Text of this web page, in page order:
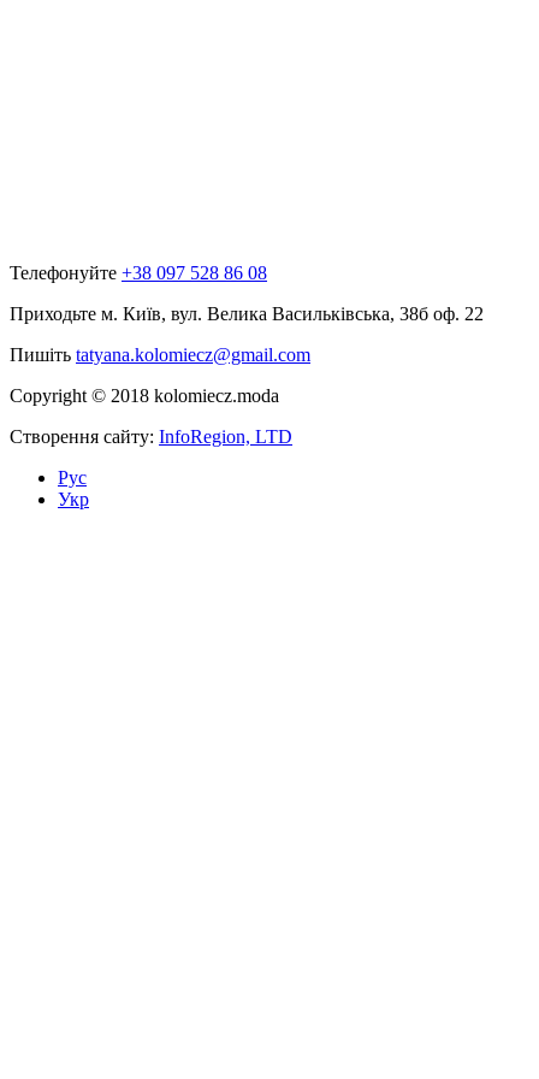
Телефонуйте +38 097 528 86 08
Приходьте м. Київ, вул. Велика Васильківська, 38б оф. 22
Пишіть tatyana.kolomiecz@gmail.com
Copyright © 2018 kolomiecz.moda
Створення сайту: InfoRegion, LTD
Рус
Укр